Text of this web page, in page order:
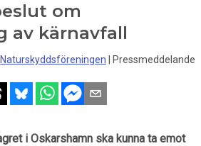
om
av kärnavfall
Naturskyddsföreningen Pressmeddelande
i Oskarshamn ska kunna ta emot